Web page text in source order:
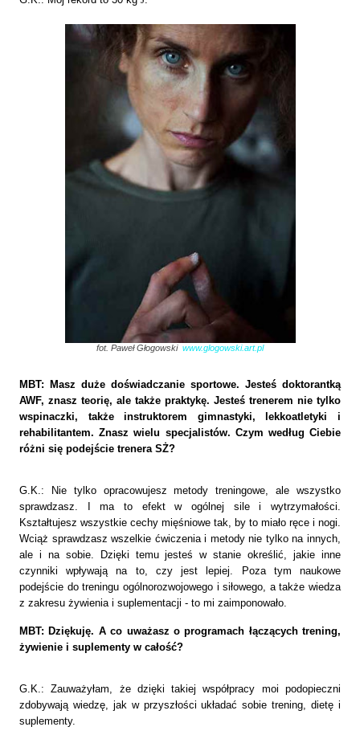
fot. Paweł Głogowski www.glogowski.art.pl
MBT: Masz duże doświadczanie sportowe. Jesteś doktorantką
AWF, znasz teorię, ale także praktykę. Jesteś trenerem nie tylko
wspinaczki, także instruktorem gimnastyki, lekkoatletyki i
rehabilitantem. Znasz wielu specjalistów. Czym według Ciebie
różni się podejście trenera SŻ?
G.K.: Nie tylko opracowujesz metody treningowe, ale wszystko
sprawdzasz. I ma to efekt w ogólnej sile i wytrzymałości.
Kształtujesz wszystkie cechy mięśniowe tak, by to miało ręce i nogi.
Wciąż sprawdzasz wszelkie ćwiczenia i metody nie tylko na innych,
ale i na sobie. Dzięki temu jesteś w stanie określić, jakie inne
czynniki wpływają na to, czy jest lepiej. Poza tym naukowe
podejście do treningu ogólnorozwojowego i siłowego, a także wiedza
z zakresu żywienia i suplementacji - to mi zaimponowało.
MBT: Dziękuję. A co uważasz o programach łączących trening,
żywienie i suplementy w całość?
G.K.: Zauważyłam, że dzięki takiej współpracy moi podopieczni
zdobywają wiedzę, jak w przyszłości układać sobie trening, dietę i
suplementy.